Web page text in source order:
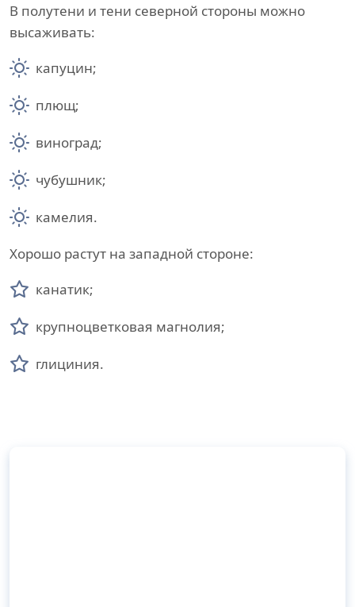
В полутени и тени северной стороны можно
высаживать:
капуцин;
плющ;
виноград;
чубушник;
камелия.
Хорошо растут на западной стороне:
канатик;
крупноцветковая магнолия;
глициния.